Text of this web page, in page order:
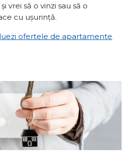
vrei să o vinzi sau să o
cu ușurință.
ofertele de apartamente